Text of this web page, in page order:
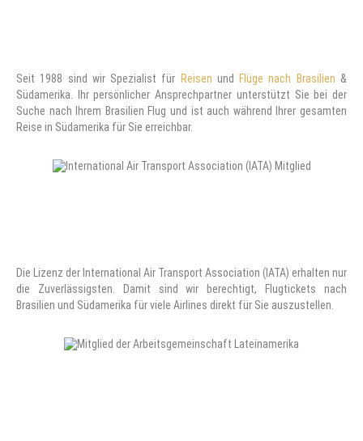
Seit 1988 sind wir Spezialist für Reisen und Flüge nach Brasilien &
Südamerika. Ihr persönlicher Ansprechpartner unterstützt Sie bei der
Suche nach Ihrem Brasilien Flug und ist auch während Ihrer gesamten
Reise in Südamerika für Sie erreichbar.
Die Lizenz der International Air Transport Association (IATA) erhalten nur
die Zuverlässigsten. Damit sind wir berechtigt, Flugtickets nach
Brasilien und Südamerika für viele Airlines direkt für Sie auszustellen.